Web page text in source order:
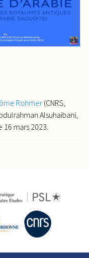
Rohmer (CNRS,
Alsuhaibani,
16 mars 2023.